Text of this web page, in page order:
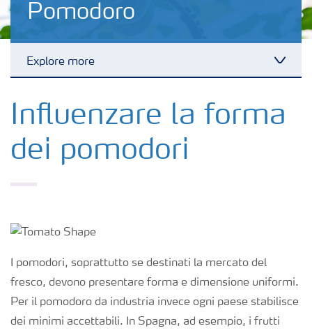
Pomodoro
Explore more
Colture
Concimi
Fertirrigazione
NPK
NPK rivestiti
Influenzare la forma
dei pomodori
I pomodori, soprattutto se destinati la mercato del
fresco, devono presentare forma e dimensione uniformi.
Per il pomodoro da industria invece ogni paese stabilisce
dei minimi accettabili. In Spagna, ad esempio, i frutti